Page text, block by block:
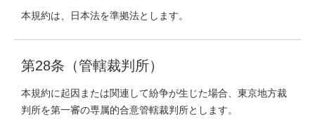
本規約は、日本法を準拠法とします。
第28条（管轄裁判所）
本規約に起因または関連して紛争が生じた場合、東京地方裁
判所を第一審の専属的合意管轄裁判所とします。